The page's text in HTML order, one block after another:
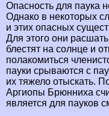
Опасность для паука
Однако в некоторых
и этих опасных
Для этого они
блестят на солнце и
полакомиться
пауки срываются с
их тяжело отыскать.
Аргиопы Брюнниха
является для пауков